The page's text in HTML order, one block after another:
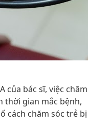
của bác sĩ, việc chăm
thời gian mắc bệnh,
cách chăm sóc trẻ bị